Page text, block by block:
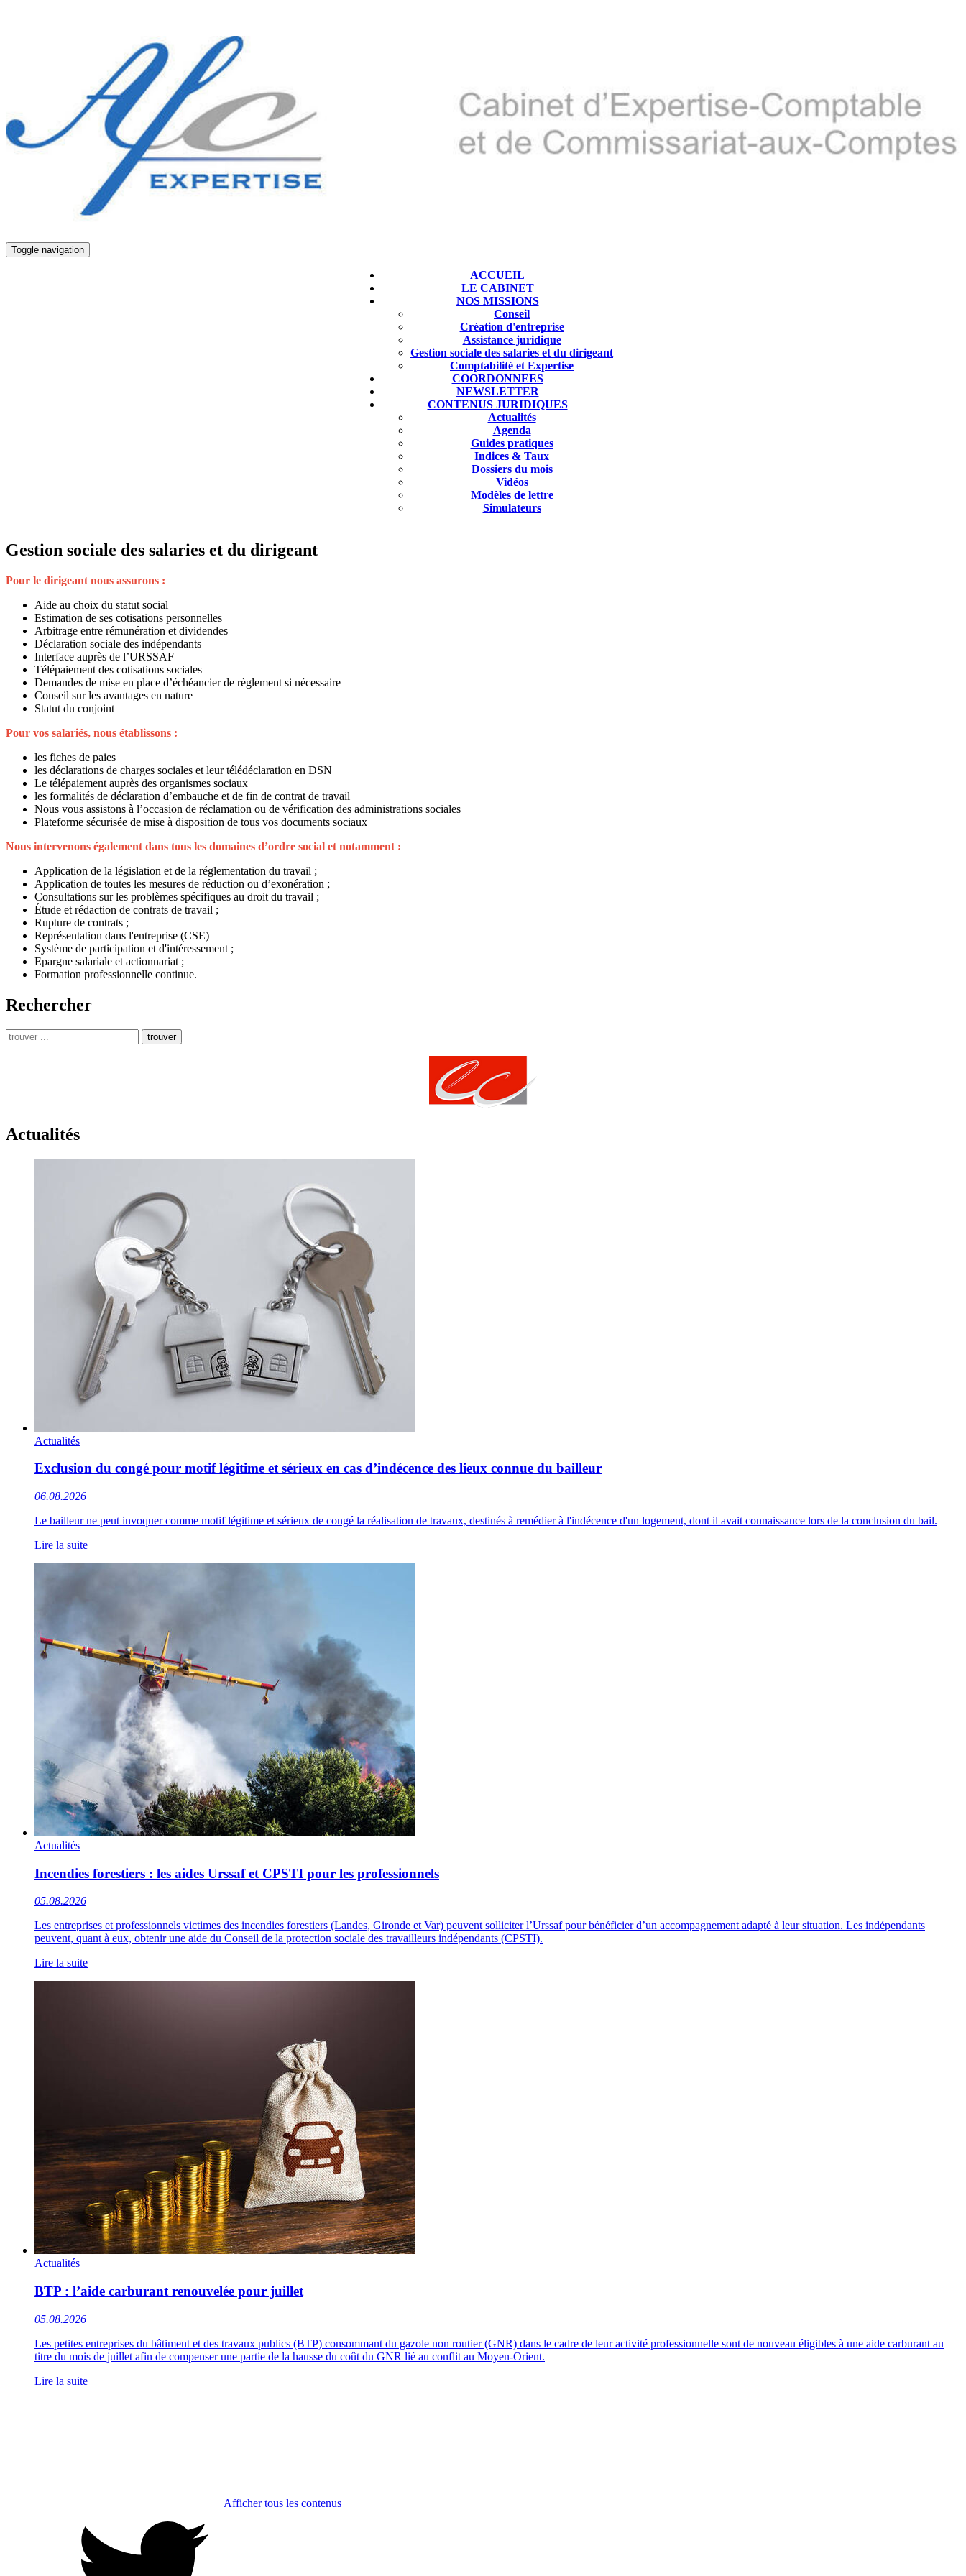
Toggle navigation
ACCUEIL
LE CABINET
NOS MISSIONS
Conseil
Création d'entreprise
Assistance juridique
Gestion sociale des salaries et du dirigeant
Comptabilité et Expertise
COORDONNEES
NEWSLETTER
CONTENUS JURIDIQUES
Actualités
Agenda
Guides pratiques
Indices & Taux
Dossiers du mois
Vidéos
Modèles de lettre
Simulateurs
Gestion sociale des salaries et du dirigeant
Pour le dirigeant nous assurons :
Aide au choix du statut social
Estimation de ses cotisations personnelles
Arbitrage entre rémunération et dividendes
Déclaration sociale des indépendants
Interface auprès de l’URSSAF
Télépaiement des cotisations sociales
Demandes de mise en place d’échéancier de règlement si nécessaire
Conseil sur les avantages en nature
Statut du conjoint
Pour vos salariés, nous établissons :
les fiches de paies
les déclarations de charges sociales et leur télédéclaration en DSN
Le télépaiement auprès des organismes sociaux
les formalités de déclaration d’embauche et de fin de contrat de travail
Nous vous assistons à l’occasion de réclamation ou de vérification des administrations sociales
Plateforme sécurisée de mise à disposition de tous vos documents sociaux
Nous intervenons également dans tous les domaines d’ordre social et notamment :
Application de la législation et de la réglementation du travail ;
Application de toutes les mesures de réduction ou d’exonération ;
Consultations sur les problèmes spécifiques au droit du travail ;
Étude et rédaction de contrats de travail ;
Rupture de contrats ;
Représentation dans l'entreprise (CSE)
Système de participation et d'intéressement ;
Epargne salariale et actionnariat ;
Formation professionnelle continue.
Rechercher
trouver
Actualités
Actualités
Exclusion du congé pour motif légitime et sérieux en cas d’indécence des lieux connue du bailleur
06.08.2026
Le bailleur ne peut invoquer comme motif légitime et sérieux de congé la réalisation de travaux, destinés à remédier à l'indécence d'un logement, dont il avait connaissance lors de la conclusion du bail.
Lire la suite
Actualités
Incendies forestiers : les aides Urssaf et CPSTI pour les professionnels
05.08.2026
Les entreprises et professionnels victimes des incendies forestiers (Landes, Gironde et Var) peuvent solliciter l’Urssaf pour bénéficier d’un accompagnement adapté à leur situation. Les indépendants
peuvent, quant à eux, obtenir une aide du Conseil de la protection sociale des travailleurs indépendants (CPSTI).
Lire la suite
Actualités
BTP : l’aide carburant renouvelée pour juillet
05.08.2026
Les petites entreprises du bâtiment et des travaux publics (BTP) consommant du gazole non routier (GNR) dans le cadre de leur activité professionnelle sont de nouveau éligibles à une aide carburant au
titre du mois de juillet afin de compenser une partie de la hausse du coût du GNR lié au conflit au Moyen-Orient.
Lire la suite
Afficher tous les contenus